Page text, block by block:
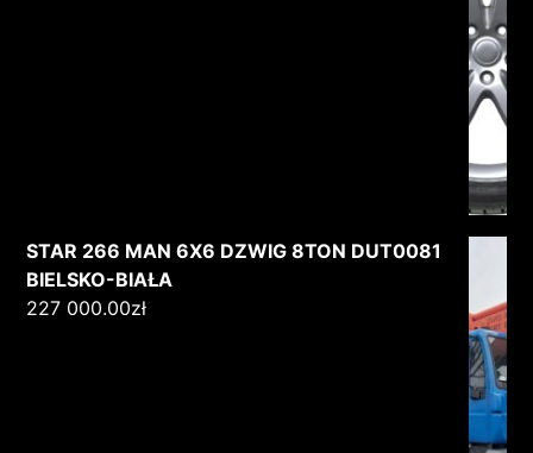
STAR 266 MAN 6X6 DZWIG 8TON DUT0081
BIELSKO-BIAŁA
227 000.00zł